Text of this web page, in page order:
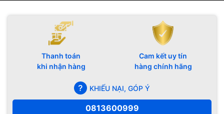
Thanh toán
khi nhận hàng
Cam kết uy tín
hàng chính hãng
KHIẾU NẠI, GÓP Ý
0813600999